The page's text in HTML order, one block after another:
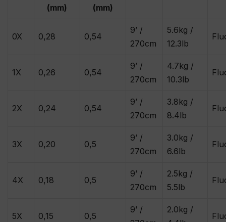
(mm)
(mm)
0X 0,28 0,54
9’ /
270cm
5.6kg /
12.3lb
1X 0,26 0,54
9’ /
270cm
4.7kg /
10.3lb
2X 0,24 0,54
9’ /
270cm
3.8kg /
8.4lb
3X 0,20 0,5
9’ /
270cm
3.0kg /
6.6lb
4X 0,18 0,5
9’ /
270cm
2.5kg /
5.5lb
5X 0,15 0,5
9’ /
2.0kg /